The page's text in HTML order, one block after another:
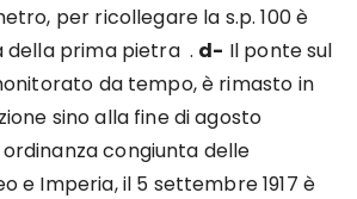
per ricollegare la s.p. 100 è
della prima pietra . d- Il ponte sul
da tempo, è rimasto in
sino alla fine di agosto
congiunta delle
e Imperia, il 5 settembre 1917 è